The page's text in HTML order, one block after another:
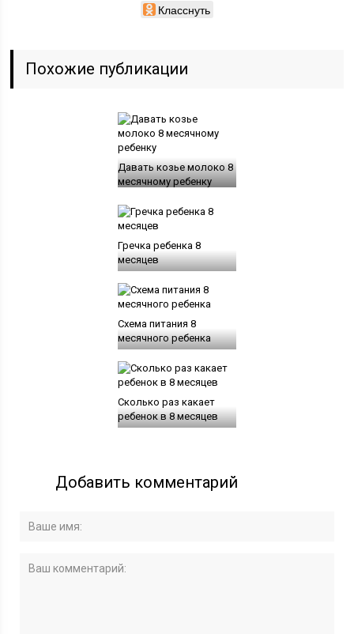
Класснуть
Похожие публикации
Давать козье молоко 8
месячному ребенку
Гречка ребенка 8
месяцев
Схема питания 8
месячного ребенка
Сколько раз какает
ребенок в 8 месяцев
Добавить комментарий